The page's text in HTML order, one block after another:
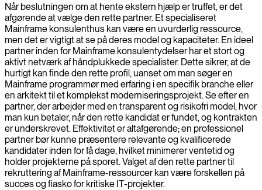
Når beslutningen om at hente ekstern hjælp er truffet, er det
afgørende at vælge den rette partner. Et specialiseret
Mainframe konsulenthus kan være en uvurderlig ressource,
men det er vigtigt at se på deres model og kapaciteter. En ideel
partner inden for Mainframe konsulentydelser har et stort og
aktivt netværk af håndplukkede specialister. Dette sikrer, at de
hurtigt kan finde den rette profil, uanset om man søger en
Mainframe programmør med erfaring i en specifik branche eller
en arkitekt til et komplekst moderniseringsprojekt. Se efter en
partner, der arbejder med en transparent og risikofri model, hvor
man kun betaler, når den rette kandidat er fundet, og kontrakten
er underskrevet. Effektivitet er altafgørende; en professionel
partner bør kunne præsentere relevante og kvalificerede
kandidater inden for få dage, hvilket minimerer ventetid og
holder projekterne på sporet. Valget af den rette partner til
rekruttering af Mainframe-ressourcer kan være forskellen på
succes og fiasko for kritiske IT-projekter.